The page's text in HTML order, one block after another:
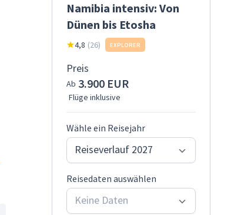
Namibia intensiv: Von
Dünen bis Etosha
4,8 (26) EXPLORER
Preis
Ab 3.900 EUR
Flüge inklusive
Wähle ein Reisejahr
Reiseverlauf 2027
Reisedaten auswählen
Keine Daten